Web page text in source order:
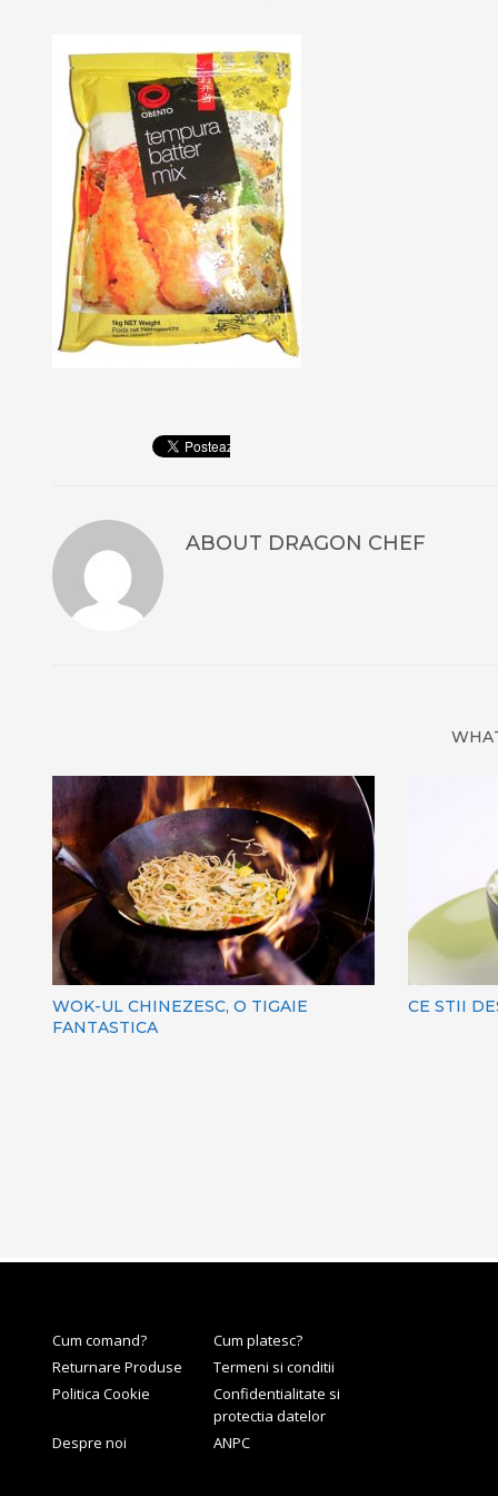
ABOUT DRAGON CHEF
WOK-UL CHINEZESC, O TIGAIE
FANTASTICA
CE STII
Cum comand?
Cum platesc?
Returnare Produse
Termeni si conditii
Politica Cookie
Confidentialitate si
protectia datelor
Despre noi
ANPC